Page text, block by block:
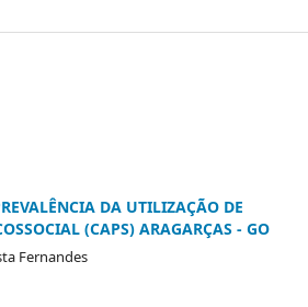
DA UTILIZAÇÃO DE
(CAPS) ARAGARÇAS - GO
Fernandes